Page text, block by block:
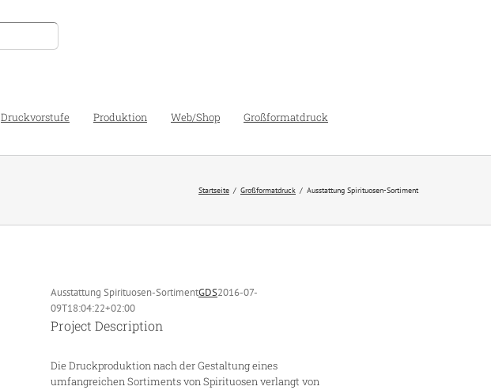
Druckvorstufe Produktion Web/Shop Großformatdruck
Startseite Großformatdruck Ausstattung Spirituosen-Sortiment
Ausstattung Spirituosen-SortimentGDS2016-07-
09T18:04:22+02:00
Project Description
Die Druckproduktion nach der Gestaltung eines
umfangreichen Sortiments von Spirituosen verlangt von